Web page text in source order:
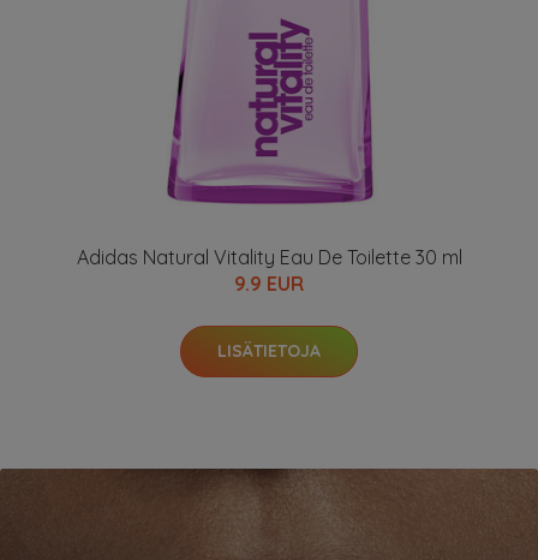
Adidas Natural Vitality Eau De Toilette 30 ml
9.9 EUR
LISÄTIETOJA